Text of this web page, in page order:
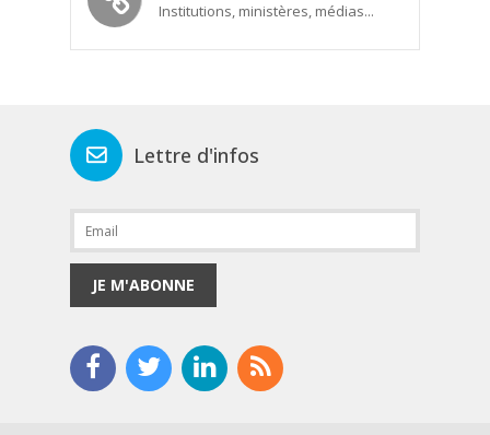
Institutions, ministères, médias...
Lettre d'infos
JE M'ABONNE